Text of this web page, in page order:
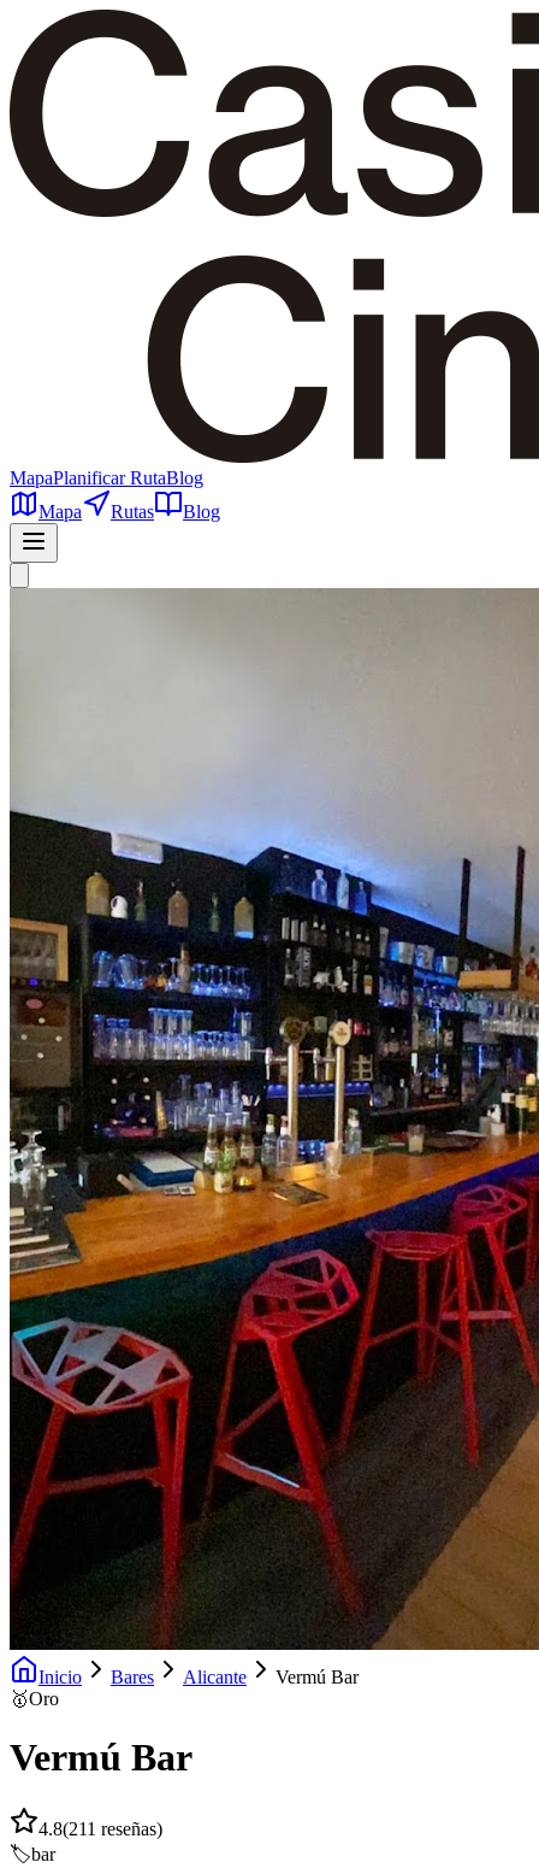
MapaPlanificar RutaBlog
Mapa
Rutas Blog
Inicio Bares Alicante
Vermú Bar
🥇Oro
Vermú Bar
4.8(211 reseñas)
🏷️bar